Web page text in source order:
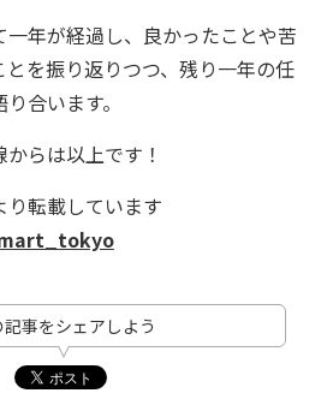
年が経過し、良かったことや苦
を振り返りつつ、残り一年の任
合います。
らは以上です！
転載しています
記事をシェアしよう